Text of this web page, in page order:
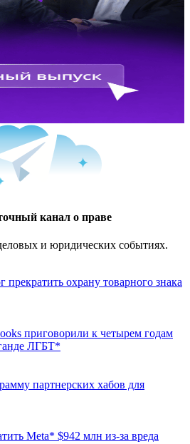
канал о праве
и юридических событиях.
охрану товарного знака
приговорили к четырем годам
ЛГБТ*
партнерских хабов для
Meta* $942 млн из-за вреда